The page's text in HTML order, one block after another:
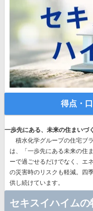
得点・
一歩先にある、未来の住まいづ
積水化学グループの住宅ブ
は、
「一歩先にある未来の住
ーで過ごせるだけでなく、エ
の災害時のリスクも軽減。四
供し続けています。
セキスイハイムの